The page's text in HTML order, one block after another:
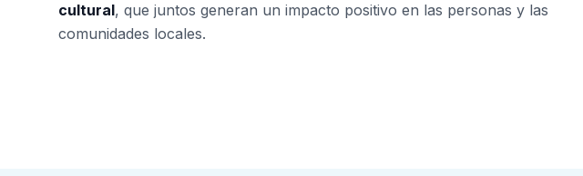
cultural, que juntos generan un impacto positivo en las personas y las
comunidades locales.